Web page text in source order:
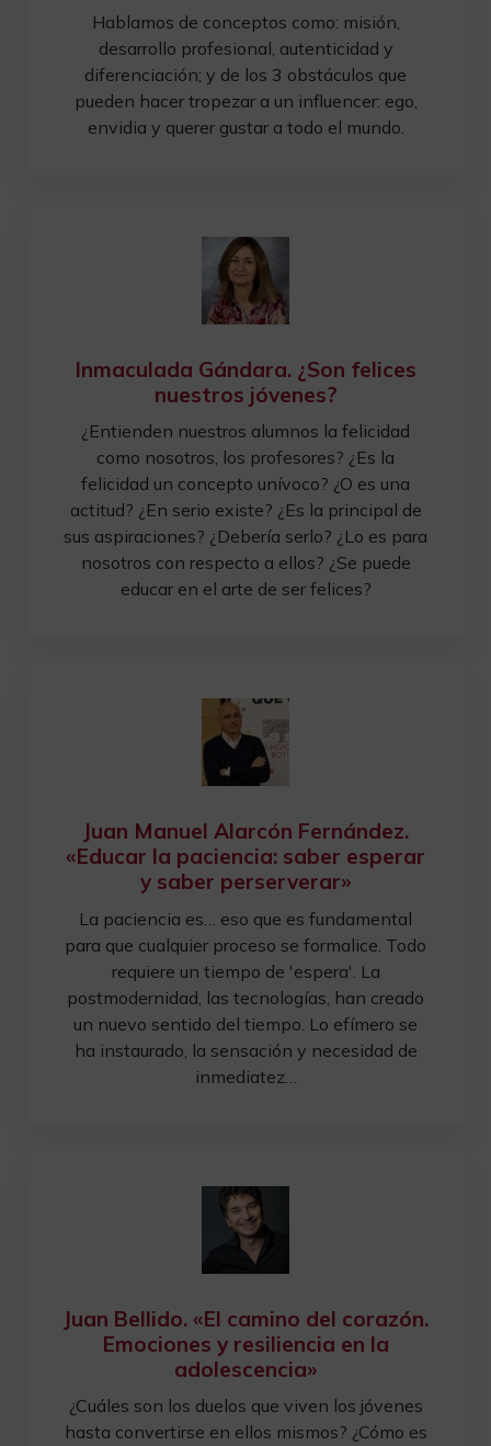
Hablamos de conceptos como: misión,
desarrollo profesional, autenticidad y
diferenciación; y de los 3 obstáculos que
pueden hacer tropezar a un influencer: ego,
envidia y querer gustar a todo el mundo.
Inmaculada Gándara. ¿Son felices
nuestros jóvenes?
¿Entienden nuestros alumnos la felicidad
como nosotros, los profesores? ¿Es la
felicidad un concepto unívoco? ¿O es una
actitud? ¿En serio existe? ¿Es la principal de
sus aspiraciones? ¿Debería serlo? ¿Lo es para
nosotros con respecto a ellos? ¿Se puede
educar en el arte de ser felices?
Juan Manuel Alarcón Fernández.
«Educar la paciencia: saber esperar
y saber perserverar»
La paciencia es… eso que es fundamental
para que cualquier proceso se formalice. Todo
requiere un tiempo de 'espera'. La
postmodernidad, las tecnologías, han creado
un nuevo sentido del tiempo. Lo efímero se
ha instaurado, la sensación y necesidad de
inmediatez…
Juan Bellido. «El camino del corazón.
Emociones y resiliencia en la
adolescencia»
¿Cuáles son los duelos que viven los jóvenes
hasta convertirse en ellos mismos? ¿Cómo es